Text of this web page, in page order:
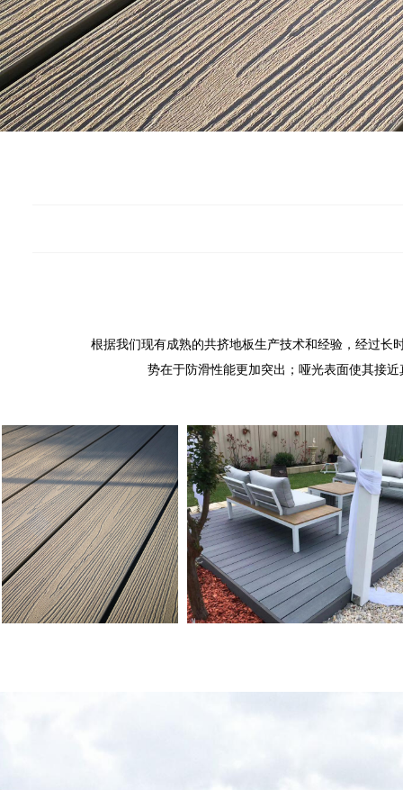
根据我们现有成熟的共挤地板生产技术和经验，经过长
势在于防滑性能更加突出；哑光表面使其接